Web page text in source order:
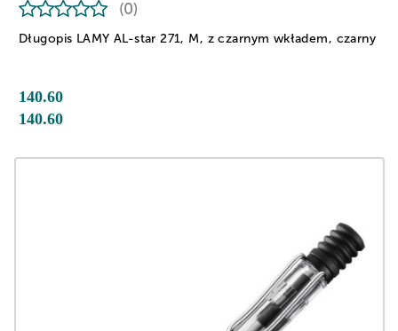
Długopis LAMY AL-star 271, M, z czarnym wkładem, czarny
(0)
140.60
140.60